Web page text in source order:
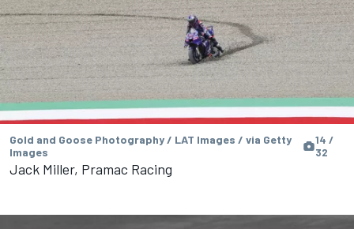
Gold and Goose Photography / LAT Images / via Getty
Images
14 /
32
Jack Miller, Pramac Racing